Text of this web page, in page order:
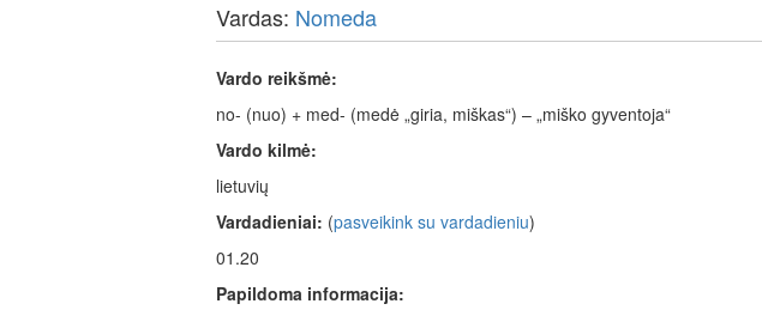
Vardas: Nomeda
Vardo reikšmė:
no- (nuo) + med- (medė „giria, miškas“) – „miško gyventoja“
Vardo kilmė:
lietuvių
Vardadieniai: (pasveikink su vardadieniu)
01.20
Papildoma informacija: